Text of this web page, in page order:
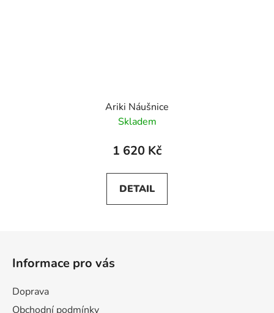
Ariki Náušnice
Skladem
1 620 Kč
DETAIL
Informace pro vás
Doprava
Obchodní podmínky